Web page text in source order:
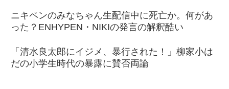
ニキペンのみなちゃん生配信中に死亡か。何があ
った？ENHYPEN・NIKIの発言の解釈酷い
「清水良太郎にイジメ、暴行された！」柳家小は
だの小学生時代の暴露に賛否両論